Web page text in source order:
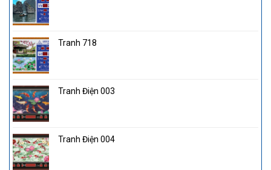
Tranh 718
Tranh Điện 003
Tranh Điện 004